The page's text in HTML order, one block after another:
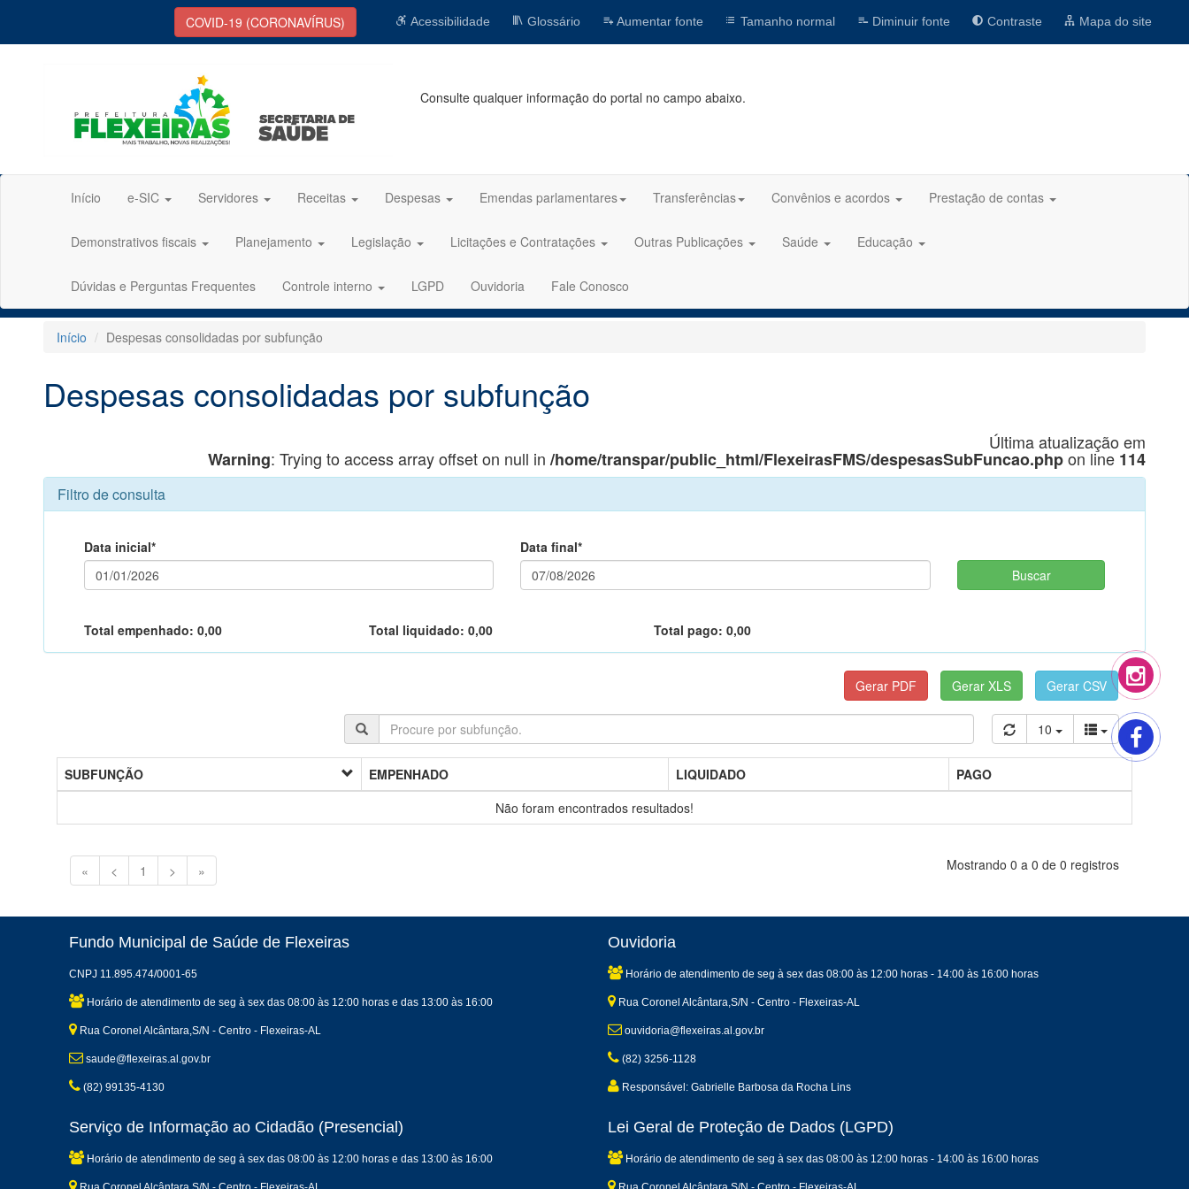
COVID-19 (CORONAVÍRUS) Acessibilidade Glossário Aumentar fonte Tamanho normal Diminuir fonte Contraste Mapa do site
Consulte qualquer informação do portal no campo abaixo.
Início e-SIC Servidores Receitas Despesas Emendas parlamentares Transferências Convênios e acordos Prestação de contas
Demonstrativos fiscais Planejamento Legislação Licitações e Contratações Outras Publicações Saúde Educação
Dúvidas e Perguntas Frequentes Controle interno LGPD Ouvidoria Fale Conosco
Início Despesas consolidadas por subfunção
Despesas consolidadas por subfunção
Última atualização em
Warning: Trying to access array offset on null in/home/transpar/public_html/FlexeirasFMS/despesasSubFuncao.phpon line 114
Filtro de consulta
Data inicial* Data final*
Total empenhado: 0,00 Total liquidado: 0,00 Total pago: 0,00
10
SUBFUNÇÃO EMPENHADO LIQUIDADO
PAGO
Não foram encontrados resultados!
« < 1 > » Mostrando 0 a 0 de 0 registros
Fundo Municipal de Saúde de Flexeiras
CNPJ 11.895.474/0001-65
Horário de atendimento de seg à sex das 08:00 às 12:00 horas e das 13:00 às 16:00
Rua Coronel Alcântara,S/N - Centro - Flexeiras-AL
saude@flexeiras.al.gov.br
(82) 99135-4130
Ouvidoria
Horário de atendimento de seg à sex das 08:00 às 12:00 horas - 14:00 às 16:00 horas
Rua Coronel Alcântara,S/N - Centro - Flexeiras-AL
ouvidoria@flexeiras.al.gov.br
(82) 3256-1128
Responsável: Gabrielle Barbosa da Rocha Lins
Serviço de Informação ao Cidadão (Presencial)
Horário de atendimento de seg à sex das 08:00 às 12:00 horas e das 13:00 às 16:00
Lei Geral de Proteção de Dados (LGPD)
Horário de atendimento de seg à sex das 08:00 às 12:00 horas - 14:00 às 16:00 horas